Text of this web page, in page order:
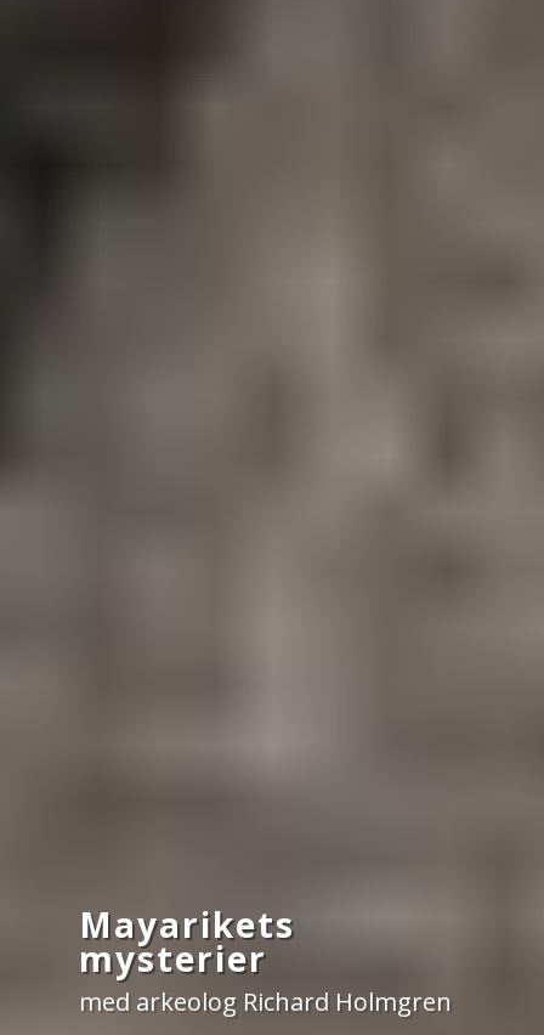
Mayarikets
mysterier
med arkeolog Richard Holmgren